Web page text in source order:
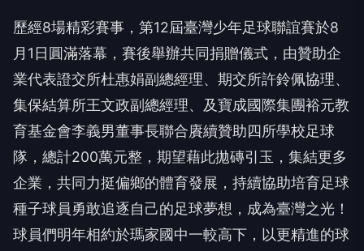
歷經8場精彩賽事，第12屆臺灣少年足球聯誼賽於8
月1日圓滿落幕，賽後舉辦共同捐贈儀式，由贊助企
業代表證交所杜惠娟副總經理、期交所許鈴佩協理、
集保結算所王文政副總經理、及寶成國際集團裕元教
育基金會李義男董事長聯合賡續贊助四所學校足球
隊，總計200萬元整，期望藉此拋磚引玉，集結更多
企業，共同力挺偏鄉的體育發展，持續協助培育足球
種子球員勇敢追逐自己的足球夢想，成為臺灣之光！
球員們明年相約於瑪家國中一較高下，以更精進的球